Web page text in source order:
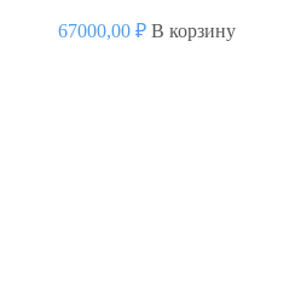
67000,00 ₽ В корзину